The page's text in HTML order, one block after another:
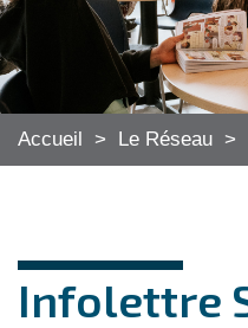
Accueil > Le Réseau >
Infolettre